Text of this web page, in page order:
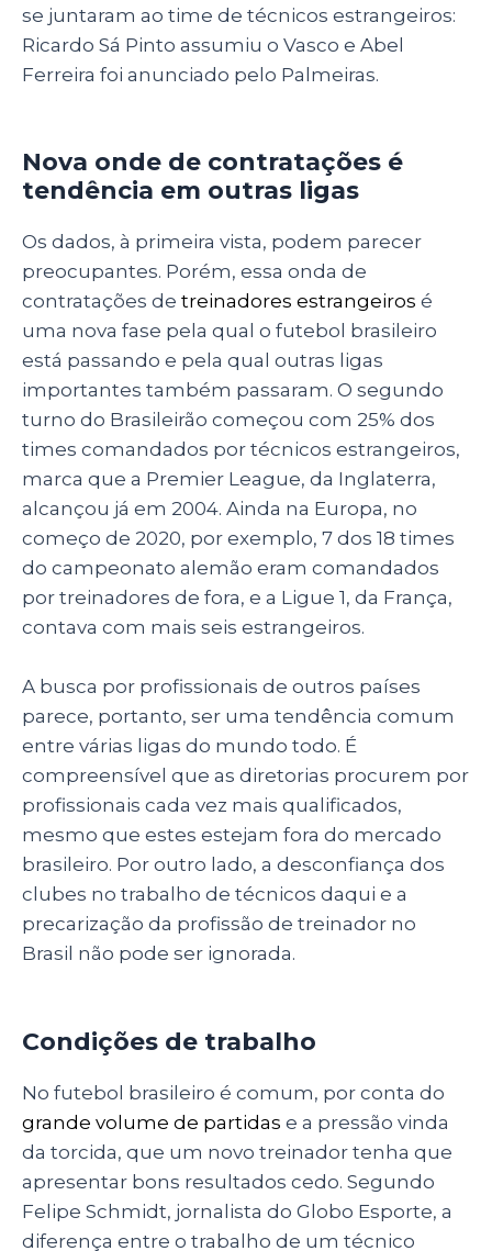
se juntaram ao time de técnicos estrangeiros:
Ricardo Sá Pinto assumiu o Vasco e Abel
Ferreira foi anunciado pelo Palmeiras.
Nova onde de contratações é
tendência em outras ligas
Os dados, à primeira vista, podem parecer
preocupantes. Porém, essa onda de
contratações de treinadores estrangeiros é
uma nova fase pela qual o futebol brasileiro
está passando e pela qual outras ligas
importantes também passaram. O segundo
turno do Brasileirão começou com 25% dos
times comandados por técnicos estrangeiros,
marca que a Premier League, da Inglaterra,
alcançou já em 2004. Ainda na Europa, no
começo de 2020, por exemplo, 7 dos 18 times
do campeonato alemão eram comandados
por treinadores de fora, e a Ligue 1, da França,
contava com mais seis estrangeiros.
A busca por profissionais de outros países
parece, portanto, ser uma tendência comum
entre várias ligas do mundo todo. É
compreensível que as diretorias procurem por
profissionais cada vez mais qualificados,
mesmo que estes estejam fora do mercado
brasileiro. Por outro lado, a desconfiança dos
clubes no trabalho de técnicos daqui e a
precarização da profissão de treinador no
Brasil não pode ser ignorada.
Condições de trabalho
No futebol brasileiro é comum, por conta do
grande volume de partidas e a pressão vinda
da torcida, que um novo treinador tenha que
apresentar bons resultados cedo. Segundo
Felipe Schmidt, jornalista do Globo Esporte, a
diferença entre o trabalho de um técnico